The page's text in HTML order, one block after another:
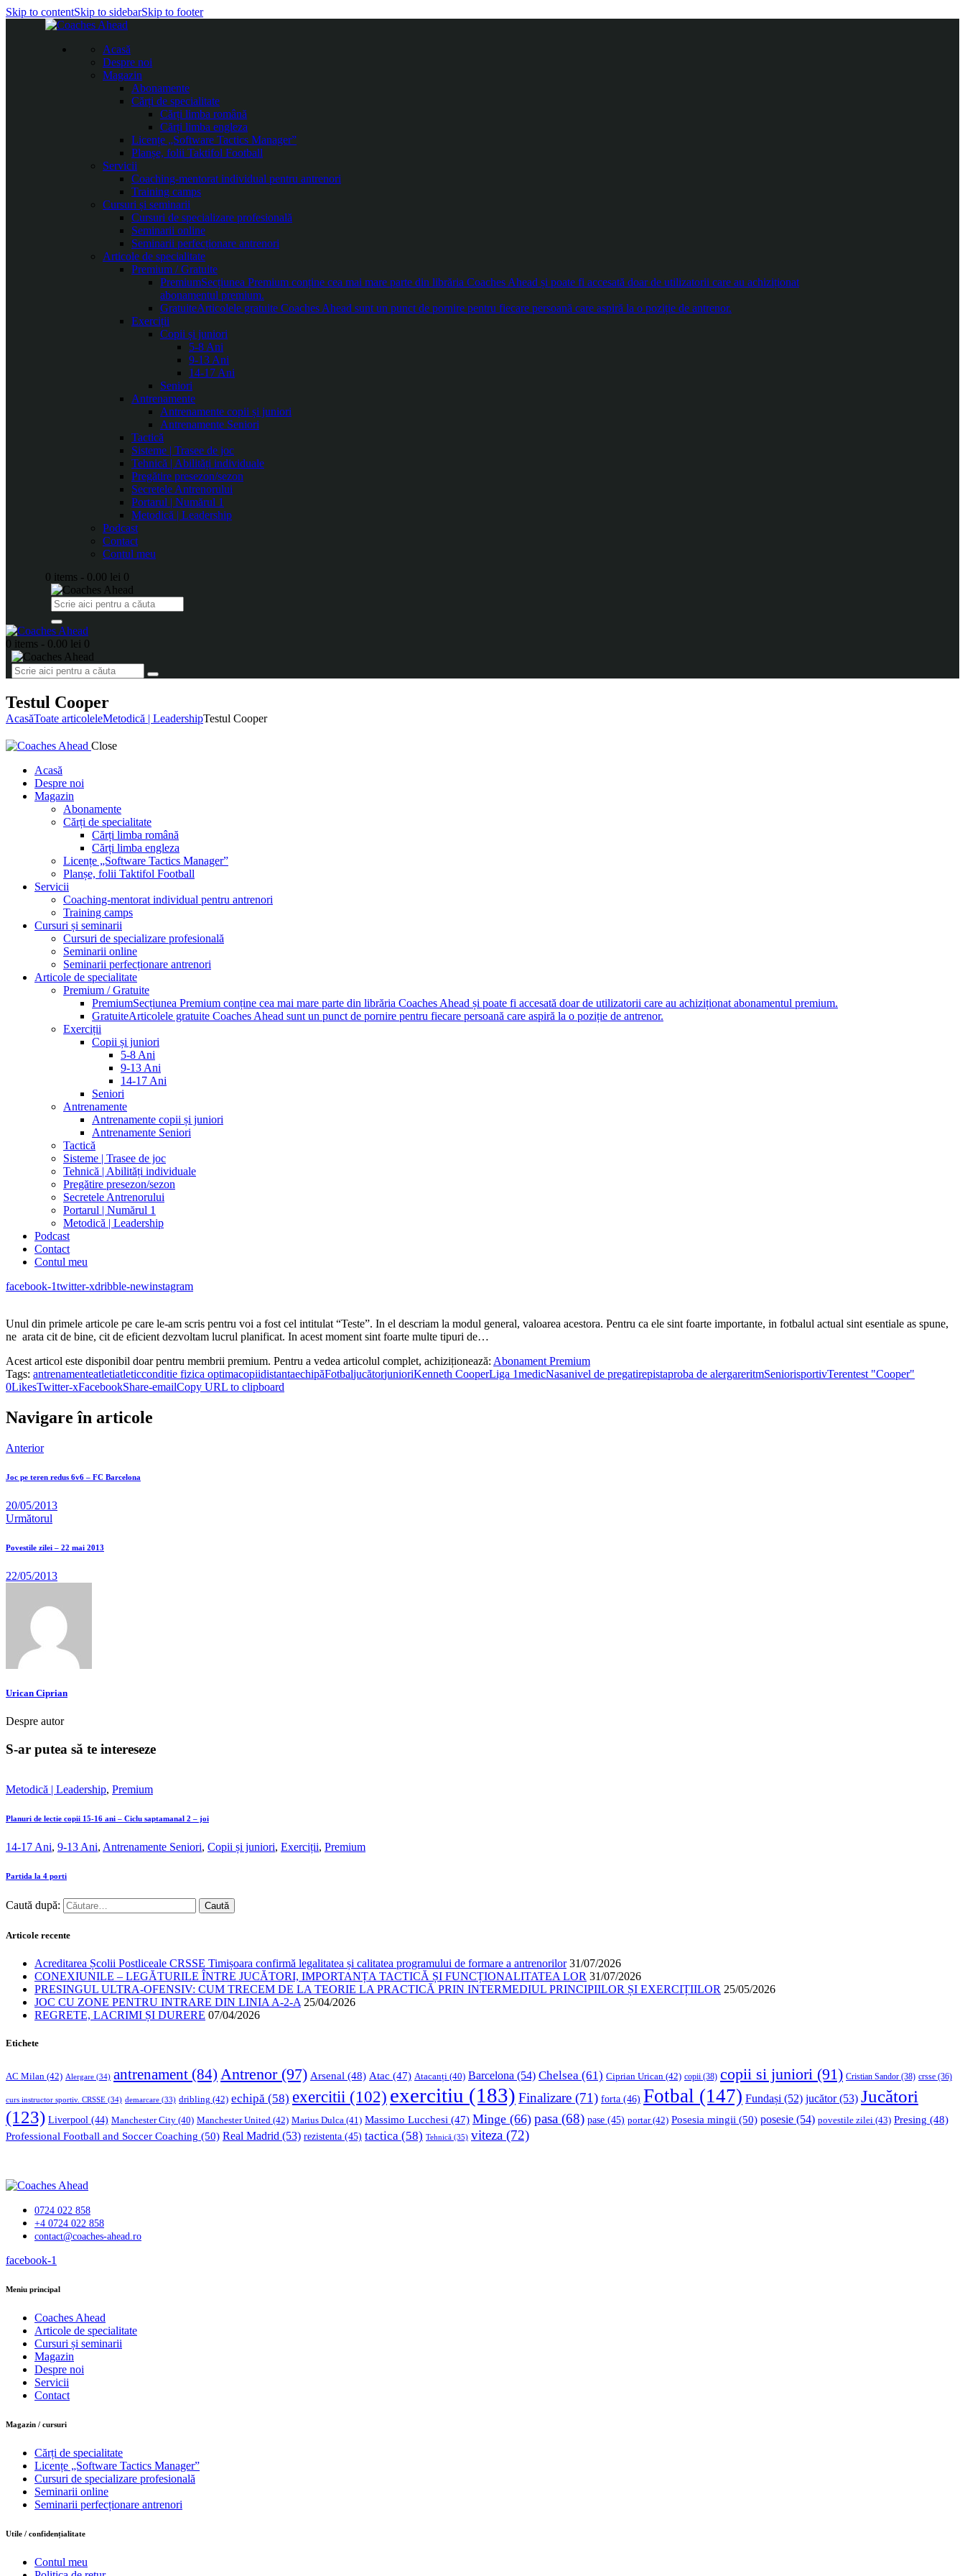
Skip to contentSkip to sidebarSkip to footer
Acasă
Despre noi
Magazin
Abonamente
Cărți de specialitate
Cărți limba română
Cărți limba engleza
Licențe „Software Tactics Manager”
Planșe, folii Taktifol Football
Servicii
Coaching-mentorat individual pentru antrenori
Training camps
Cursuri și seminarii
Cursuri de specializare profesională
Seminarii online
Seminarii perfecționare antrenori
Articole de specialitate
Premium / Gratuite
PremiumSecțiunea Premium conține cea mai mare parte din librăria Coaches Ahead și poate fi accesată doar de utilizatorii care au achiziționat
abonamentul premium.
GratuiteArticolele gratuite Coaches Ahead sunt un punct de pornire pentru fiecare persoană care aspiră la o poziție de antrenor.
Exerciții
Copii și juniori
5-8 Ani
9-13 Ani
14-17 Ani
Seniori
Antrenamente
Antrenamente copii și juniori
Antrenamente Seniori
Tactică
Sisteme | Trasee de joc
Tehnică | Abilități individuale
Pregătire presezon/sezon
Secretele Antrenorului
Portarul | Numărul 1
Metodică | Leadership
Podcast
Contact
Contul meu
0 items - 0.00 lei 0
0 items - 0.00 lei 0
Testul Cooper
AcasăToate articoleleMetodică | LeadershipTestul Cooper
Close
Acasă
Despre noi
Magazin
Abonamente
Cărți de specialitate
Cărți limba română
Cărți limba engleza
Licențe „Software Tactics Manager”
Planșe, folii Taktifol Football
Servicii
Coaching-mentorat individual pentru antrenori
Training camps
Cursuri și seminarii
Cursuri de specializare profesională
Seminarii online
Seminarii perfecționare antrenori
Articole de specialitate
Premium / Gratuite
PremiumSecțiunea Premium conține cea mai mare parte din librăria Coaches Ahead și poate fi accesată doar de utilizatorii care au achiziționat abonamentul premium.
GratuiteArticolele gratuite Coaches Ahead sunt un punct de pornire pentru fiecare persoană care aspiră la o poziție de antrenor.
Exerciții
Copii și juniori
5-8 Ani
9-13 Ani
14-17 Ani
Seniori
Antrenamente
Antrenamente copii și juniori
Antrenamente Seniori
Tactică
Sisteme | Trasee de joc
Tehnică | Abilități individuale
Pregătire presezon/sezon
Secretele Antrenorului
Portarul | Numărul 1
Metodică | Leadership
Podcast
Contact
Contul meu
facebook-1twitter-xdribble-newinstagram
Unul din primele articole pe care le-am scris pentru voi a fost cel intitulat “Teste”. In el descriam la modul general, valoarea acestora. Pentru ca ele sint foarte importante, in fotbalul actual sint esentiale as spune,
ne arata cit de bine, cit de eficient dezvoltam lucrul planificat. In acest moment sint foarte multe tipuri de…
Acest articol este disponibil doar pentru membrii premium. Pentru a vedea articolul complet, achiziționează: Abonament Premium
Tags: antrenamenteatletiatleticconditie fizica optimacopiidistantaechipăFotbaljucătorjunioriKenneth CooperLiga 1medicNasanivel de pregatirepistaproba de alergareritmSeniorisportivTerentest "Cooper"
0LikesTwitter-xFacebookShare-emailCopy URL to clipboard
Navigare în articole
Anterior
Joc pe teren redus 6v6 – FC Barcelona
20/05/2013
Următorul
Povestile zilei – 22 mai 2013
22/05/2013
Urican Ciprian
Despre autor
S-ar putea să te intereseze
Metodică | Leadership, Premium
Planuri de lectie copii 15-16 ani – Ciclu saptamanal 2 – joi
14-17 Ani, 9-13 Ani, Antrenamente Seniori, Copii și juniori, Exerciții, Premium
Partida la 4 porti
Caută după:
Articole recente
Acreditarea Școlii Postliceale CRSSE Timișoara confirmă legalitatea și calitatea programului de formare a antrenorilor 31/07/2026
CONEXIUNILE – LEGĂTURILE ÎNTRE JUCĂTORI, IMPORTANȚA TACTICĂ ȘI FUNCȚIONALITATEA LOR 31/07/2026
PRESINGUL ULTRA-OFENSIV: CUM TRECEM DE LA TEORIE LA PRACTICĂ PRIN INTERMEDIUL PRINCIPIILOR ȘI EXERCIȚIILOR 25/05/2026
JOC CU ZONE PENTRU INTRARE DIN LINIA A-2-A 25/04/2026
REGRETE, LACRIMI ȘI DURERE 07/04/2026
Etichete
AC Milan (42) Alergare (34) antrenament (84) Antrenor(97) Arsenal (48) Atac (47) Atacanți (40) Barcelona (54) Chelsea (61) Ciprian Urican (42) copii (38) copii si juniori (91) Cristian Sandor (38) crsse (36)
curs instructor sportiv. CRSSE (34) demarcare (33) dribling (42) echipă (58) exercitii (102) exercitiu (183) Finalizare (71) forta (46) Fotbal (147) Fundași (52) jucător(53) Jucători
(123) Liverpool (44) Manchester City (40) Manchester United (42) Marius Dulca (41) Massimo Lucchesi (47) Minge (66) pasa (68) pase (45) portar(42) Posesia mingii (50) posesie (54) povestile zilei (43) Presing (48)
Professional Football and Soccer Coaching (50) Real Madrid (53) rezistenta (45) tactica (58) Tehnică (35) viteza (72)
0724 022 858
+4 0724 022 858
contact@coaches-ahead.ro
facebook-1
Meniu principal
Coaches Ahead
Articole de specialitate
Cursuri și seminarii
Magazin
Despre noi
Servicii
Contact
Magazin / cursuri
Cărți de specialitate
Licențe „Software Tactics Manager”
Cursuri de specializare profesională
Seminarii online
Seminarii perfecționare antrenori
Utile / confidențialitate
Contul meu